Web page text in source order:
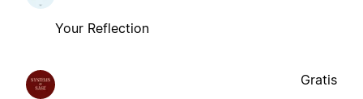
Your Reflection
Gratis